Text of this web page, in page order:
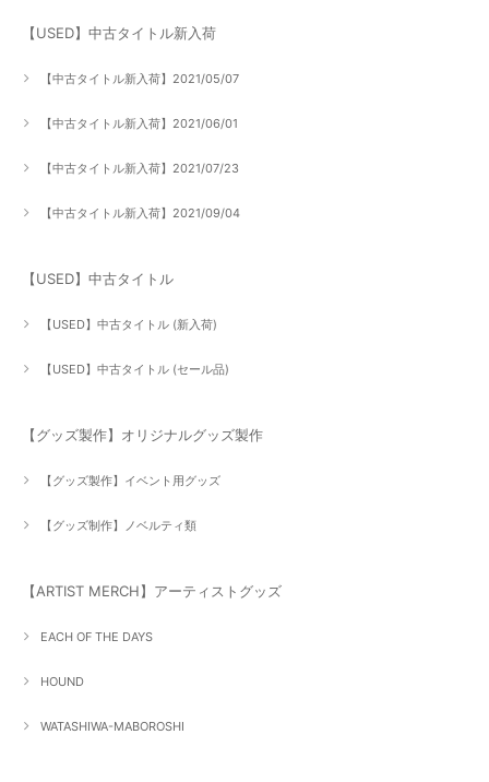
【USED】中古タイトル新入荷
【中古タイトル新入荷】2021/05/07
【中古タイトル新入荷】2021/06/01
【中古タイトル新入荷】2021/07/23
【中古タイトル新入荷】2021/09/04
【USED】中古タイトル
【USED】中古タイトル (新入荷)
【USED】中古タイトル (セール品)
【グッズ製作】オリジナルグッズ製作
【グッズ製作】イベント用グッズ
【グッズ制作】ノベルティ類
【ARTIST MERCH】アーティストグッズ
EACH OF THE DAYS
HOUND
WATASHIWA-MABOROSHI